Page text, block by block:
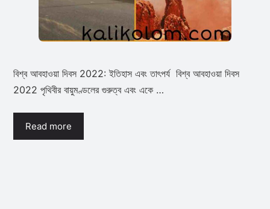
বিশ্ব আবহাওয়া দিবস 2022: ইতিহাস এবং তাৎপর্য বিশ্ব আবহাওয়া দিবস
2022 পৃথিবীর বায়ুমণ্ডলের গুরুত্ব এবং একে …
Read more